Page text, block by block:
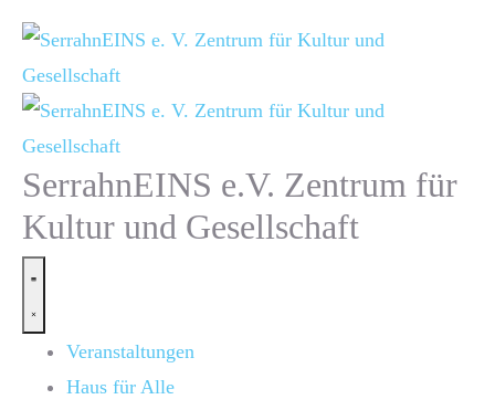
SerrahnEINS e.V. Zentrum für
Kultur und Gesellschaft
Veranstaltungen
Haus für Alle